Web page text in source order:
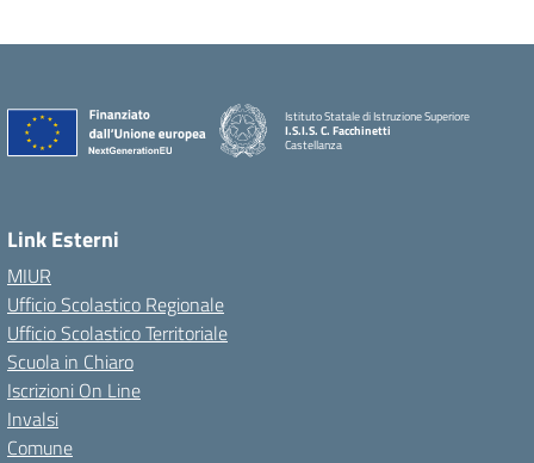
Istituto Statale di Istruzione Superiore
I.S.I.S. C. Facchinetti
Castellanza
Link Esterni
MIUR
Ufficio Scolastico Regionale
Ufficio Scolastico Territoriale
Scuola in Chiaro
Iscrizioni On Line
Invalsi
Comune